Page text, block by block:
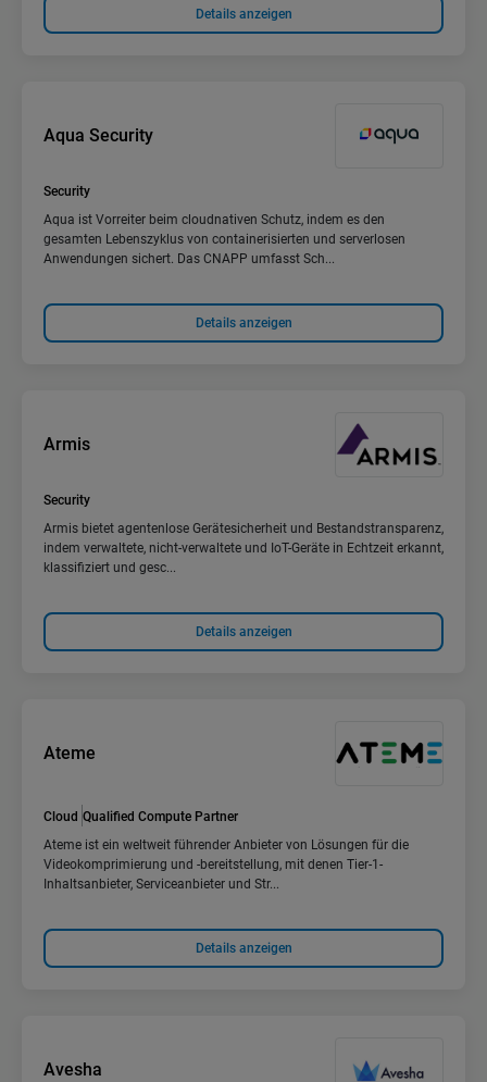
Details anzeigen
Aqua Security
Security
Aqua ist Vorreiter beim cloudnativen Schutz, indem es den
gesamten Lebenszyklus von containerisierten und serverlosen
Anwendungen sichert. Das CNAPP umfasst Sch...
Details anzeigen
Armis
Security
Armis bietet agentenlose Gerätesicherheit und Bestandstransparenz,
indem verwaltete, nicht-verwaltete und IoT-Geräte in Echtzeit erkannt,
klassifiziert und gesc...
Details anzeigen
Ateme
Cloud Qualified Compute Partner
Ateme ist ein weltweit führender Anbieter von Lösungen für die
Videokomprimierung und -bereitstellung, mit denen Tier-1-
Inhaltsanbieter, Serviceanbieter und Str...
Details anzeigen
Avesha